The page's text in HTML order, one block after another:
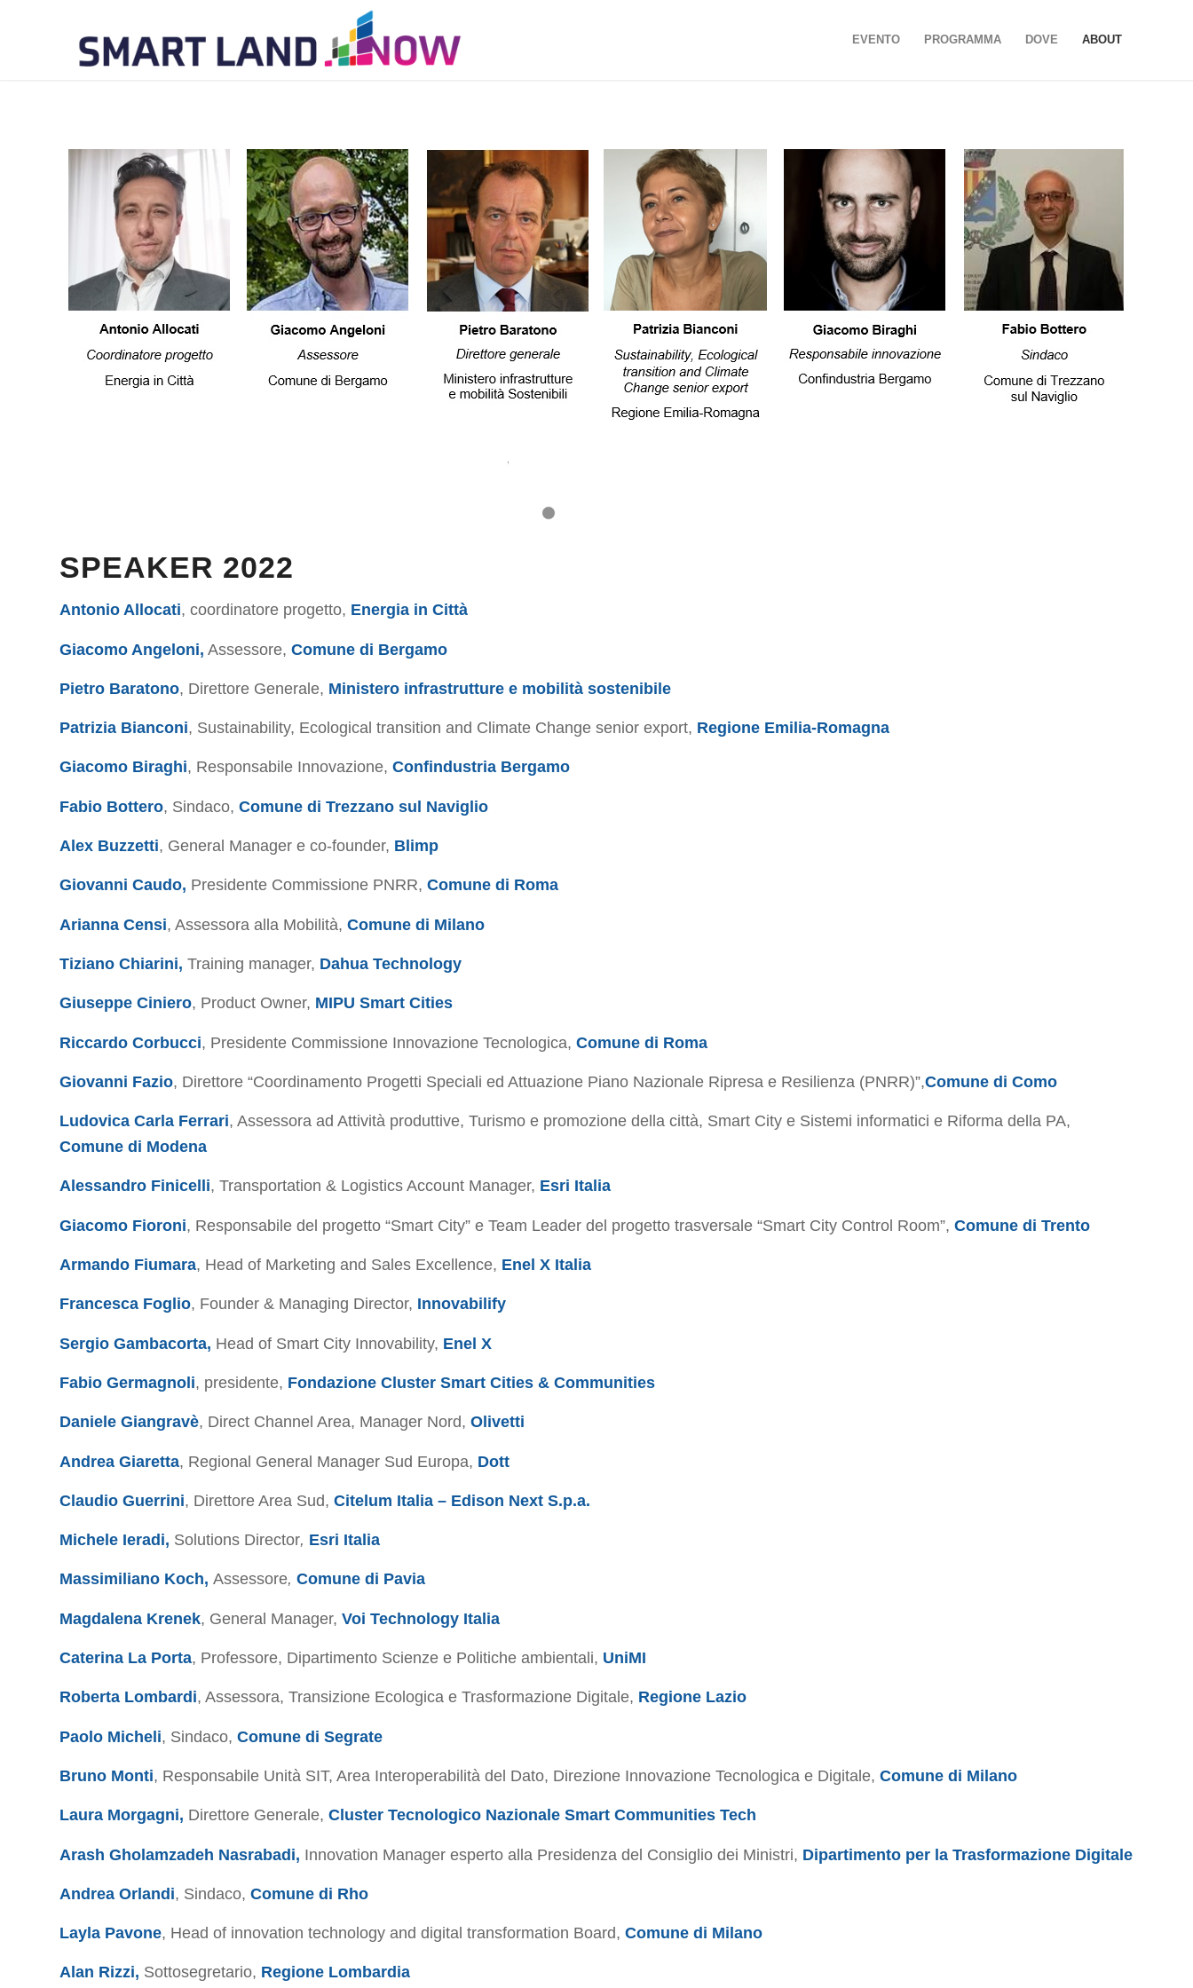
EVENTO PROGRAMMA DOVE ABOUT
SPEAKER 2022
Antonio Allocati, coordinatore progetto, Energia in Città
Giacomo Angeloni, Assessore, Comune di Bergamo
Pietro Baratono, Direttore Generale, Ministero infrastrutture e mobilità sostenibile
Patrizia Bianconi, Sustainability, Ecological transition and Climate Change senior export, Regione Emilia-Romagna
Giacomo Biraghi, Responsabile Innovazione, Confindustria Bergamo
Fabio Bottero, Sindaco, Comune di Trezzano sul Naviglio
Alex Buzzetti, General Manager e co-founder, Blimp
Giovanni Caudo, Presidente Commissione PNRR, Comune di Roma
Arianna Censi, Assessora alla Mobilità, Comune di Milano
Tiziano Chiarini, Training manager, Dahua Technology
Giuseppe Ciniero, Product Owner, MIPU Smart Cities
Riccardo Corbucci, Presidente Commissione Innovazione Tecnologica, Comune di Roma
Giovanni Fazio, Direttore “Coordinamento Progetti Speciali ed Attuazione Piano Nazionale Ripresa e Resilienza (PNRR)”,Comune di Como
Ludovica Carla Ferrari, Assessora ad Attività produttive, Turismo e promozione della città, Smart City e Sistemi informatici e Riforma della PA,
Comune di Modena
Alessandro Finicelli, Transportation & Logistics Account Manager, Esri Italia
Giacomo Fioroni, Responsabile del progetto “Smart City” e Team Leader del progetto trasversale “Smart City Control Room”, Comune di Trento
Armando Fiumara, Head of Marketing and Sales Excellence, Enel X Italia
Francesca Foglio, Founder & Managing Director, Innovabilify
Sergio Gambacorta, Head of Smart City Innovability, Enel X
Fabio Germagnoli, presidente, Fondazione Cluster Smart Cities & Communities
Daniele Giangravè, Direct Channel Area, Manager Nord, Olivetti
Andrea Giaretta, Regional General Manager Sud Europa, Dott
Claudio Guerrini, Direttore Area Sud, Citelum Italia – Edison Next S.p.a.
Michele Ieradi, Solutions Director, Esri Italia
Massimiliano Koch, Assessore, Comune di Pavia
Magdalena Krenek, General Manager, Voi Technology Italia
Caterina La Porta, Professore, Dipartimento Scienze e Politiche ambientali, UniMI
Roberta Lombardi, Assessora, Transizione Ecologica e Trasformazione Digitale, Regione Lazio
Paolo Micheli, Sindaco, Comune di Segrate
Bruno Monti, Responsabile Unità SIT, Area Interoperabilità del Dato, Direzione Innovazione Tecnologica e Digitale, Comune di Milano
Laura Morgagni, Direttore Generale, Cluster Tecnologico Nazionale Smart Communities Tech
Arash Gholamzadeh Nasrabadi, Innovation Manager esperto alla Presidenza del Consiglio dei Ministri, Dipartimento per la Trasformazione Digitale
Andrea Orlandi, Sindaco, Comune di Rho
Layla Pavone, Head of innovation technology and digital transformation Board, Comune di Milano
Alan Rizzi, Sottosegretario, Regione Lombardia